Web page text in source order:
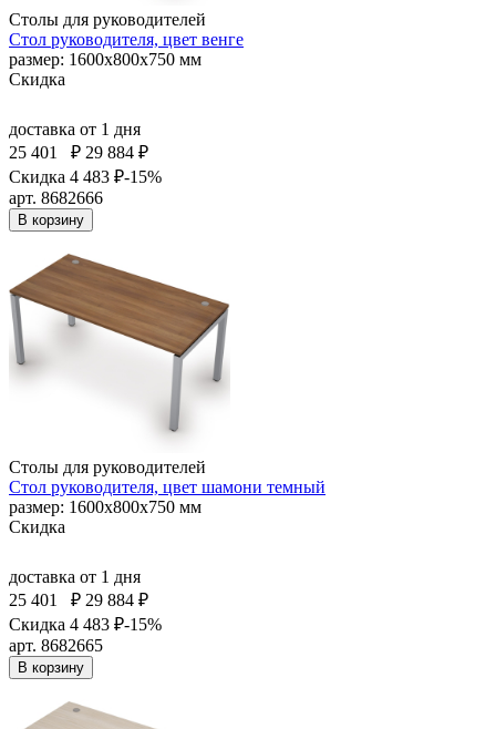
Столы для руководителей
Стол руководителя, цвет венге
размер: 1600х800х750 мм
Скидка
доставка от 1 дня
25 401
₽ 29 884 ₽
Скидка 4 483 ₽-15%
арт. 8682666
В корзину
Столы для руководителей
Стол руководителя, цвет шамони темный
размер: 1600х800х750 мм
Скидка
доставка от 1 дня
25 401
₽ 29 884 ₽
Скидка 4 483 ₽-15%
арт. 8682665
В корзину